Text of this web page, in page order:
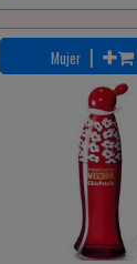
Mujer |